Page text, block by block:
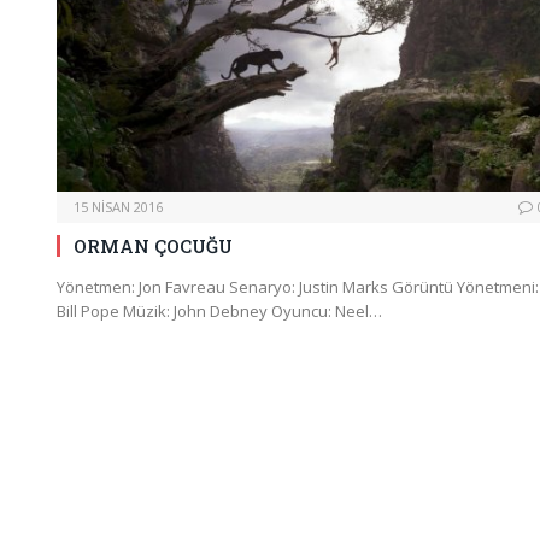
15 NISAN 2016
ORMAN ÇOCUĞU
Yönetmen: Jon Favreau Senaryo: Justin Marks Görüntü Yönetmeni:
Bill Pope Müzik: John Debney Oyuncu: Neel…